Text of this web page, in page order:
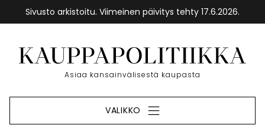
Sivusto arkistoitu. Viimeinen päivitys tehty 17.6.2026.
sisältöön
Etusivu
Asiaa kansainvälisestä kaupasta
VALIKKO